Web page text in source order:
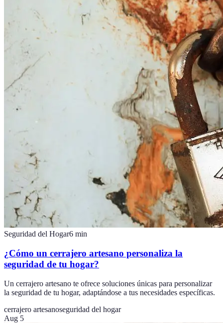
Seguridad del Hogar6 min
¿Cómo un cerrajero artesano personaliza la
seguridad de tu hogar?
Un cerrajero artesano te ofrece soluciones únicas para personalizar
la seguridad de tu hogar, adaptándose a tus necesidades específicas.
cerrajero artesanoseguridad del hogar
Aug 5